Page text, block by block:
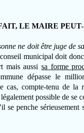
LE MAIRE
ne doit être juge de
municipal doit
mais aussi sa forme
dépasse le
cas, compte-tenu de la
possible de se
penche sérieusement